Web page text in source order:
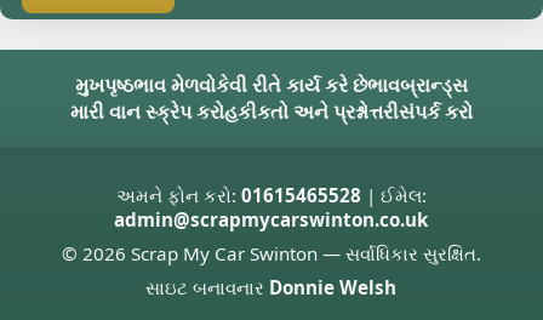
મુખપૃષ્ઠભાવ મેળવોકેવી રીતે કાર્ય કરે છેભાવબ્રાન્ડ્સ
મારી વાન સ્ક્રેપ કરોહકીકતો અને પ્રશ્નોત્તરીસંપર્ક કરો
અમને ફોન કરો: 01615465528 | ઈમેલ:
admin@scrapmycarswinton.co.uk
© 2026 Scrap My Car Swinton — સર્વાધિકાર સુરક્ષિત.
સાઇટ બનાવનાર Donnie Welsh